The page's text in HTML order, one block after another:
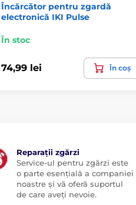
Încărcător pentru zgardă
electronică IKI Pulse
În stoc
74,99 lei În coș
Reparații zgărzi
Service-ul pentru zgărzi este
o parte esențială a companiei
noastre și vă oferă suportul
de care aveți nevoie.